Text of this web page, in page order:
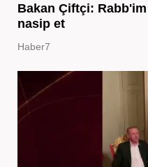
Bakan Çiftçi:
nasip et
Haber7